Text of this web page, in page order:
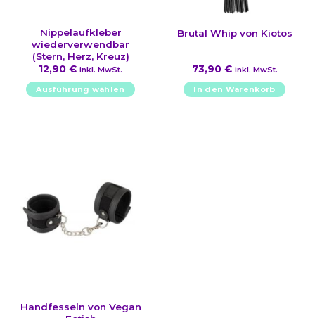
Nippelaufkleber
wiederverwendbar
(Stern, Herz, Kreuz)
12,90 € inkl. MwSt.
Ausführung wählen
Die
Optionen
können
auf
Brutal Whip von Kiotos
73,90 € inkl. MwSt.
In den Warenkorb
Handfesseln von Vegan